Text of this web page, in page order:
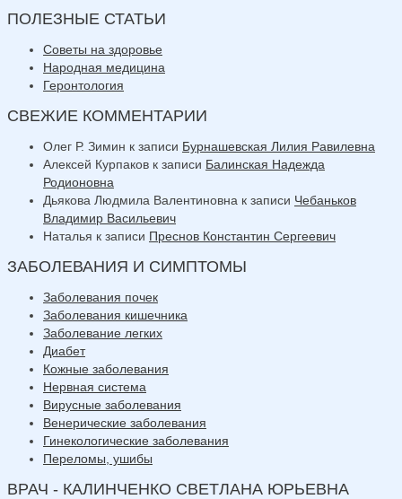
ПОЛЕЗНЫЕ СТАТЬИ
Советы на здоровье
Народная медицина
Геронтология
СВЕЖИЕ КОММЕНТАРИИ
Олег Р. Зимин к записи Бурнашевская Лилия Равилевна
Алексей Курпаков к записи Балинская Надежда
Родионовна
Дьякова Людмила Валентиновна к записи Чебаньков
Владимир Васильевич
Наталья к записи Преснов Константин Сергеевич
ЗАБОЛЕВАНИЯ И СИМПТОМЫ
Заболевания почек
Заболевания кишечника
Заболевание легких
Диабет
Кожные заболевания
Нервная система
Вирусные заболевания
Венерические заболевания
Гинекологические заболевания
Переломы, ушибы
ВРАЧ - КАЛИНЧЕНКО СВЕТЛАНА ЮРЬЕВНА